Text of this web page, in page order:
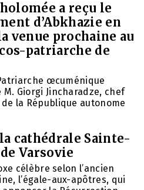
a reçu le
d’Abkhazie en
venue prochaine au
patriarche de
œcuménique
Giorgi Jincharadze, chef
la République autonome
cathédrale Sainte-
Varsovie
célèbre selon l’ancien
l’égale-aux-apôtres, qui